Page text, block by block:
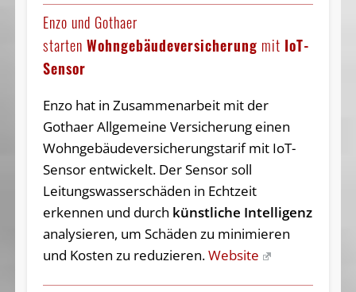
Enzo und Gothaer
starten Wohngebäudeversicherung mit IoT-
Sensor
Enzo hat in Zusammenarbeit mit der
Gothaer Allgemeine Versicherung einen
Wohngebäudeversicherungstarif mit IoT-
Sensor entwickelt. Der Sensor soll
Leitungswasserschäden in Echtzeit
erkennen und durch künstliche Intelligenz
analysieren, um Schäden zu minimieren
und Kosten zu reduzieren.Website